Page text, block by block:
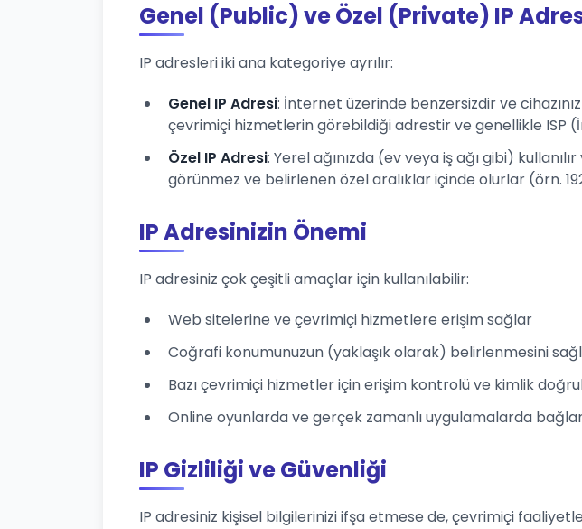
Genel (Public) ve Özel (Private) IP
IP adresleri iki ana kategoriye ayrılır:
Genel IP Adresi: İnternet üzerinde benzersizdir ve
çevrimiçi hizmetlerin görebildiği adrestir ve genellikle ISP
Özel IP Adresi: Yerel ağınızda (ev veya iş ağı gibi)
görünmez ve belirlenen özel aralıklar içinde olurlar (örn.
IP Adresinizin Önemi
IP adresiniz çok çeşitli amaçlar için kullanılabilir:
Web sitelerine ve çevrimiçi hizmetlere erişim sağlar
Coğrafi konumunuzun (yaklaşık olarak) belirlenmesini
Bazı çevrimiçi hizmetler için erişim kontrolü ve kimlik
Online oyunlarda ve gerçek zamanlı uygulamalarda
IP Gizliliği ve Güvenliği
IP adresiniz kişisel bilgilerinizi ifşa etmese de, çevrimiçi